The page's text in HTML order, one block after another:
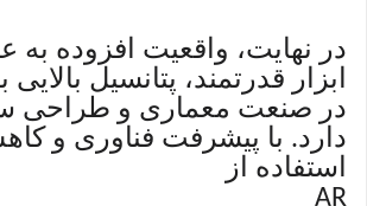
در نهایت، واقعیت افزوده به
ابزار قدرتمند، پتانسیل
در صنعت معماری و طراحی
دارد. با پیشرفت فناوری و
استفاده از
AR